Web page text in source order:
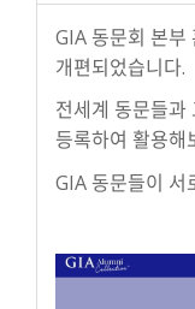
GIA 동문회 본
개편되었습니다.
전세계 동문들과
등록하여 활용해
GIA 동문들이 서